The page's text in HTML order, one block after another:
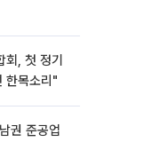
회, 첫 정기
한목소리"
권 준공업